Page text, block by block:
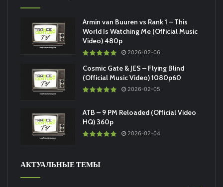
Armin van Buuren vs Rank 1 – This
World Is Watching Me (Official Music
Video) 480p
2026-02-06
Cosmic Gate & JES – Flying Blind
(Official Music Video) 1080p60
2026-02-05
ATB – 9 PM Reloaded (Official Video
HQ) 360p
2026-02-04
АКТУАЛЬНЫЕ ТЕМЫ